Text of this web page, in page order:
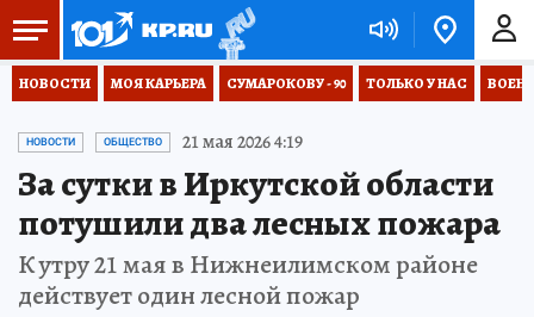
НОВОСТИ МОЯ КАРЬЕРА СУМАРОКОВУ - 90 ТОЛЬКО У НАС
НОВОСТИ ОБЩЕСТВО 21 мая 2026 4:19
За сутки в Иркутской области
потушили два лесных пожара
К утру 21 мая в Нижнеилимском районе
действует один лесной пожар